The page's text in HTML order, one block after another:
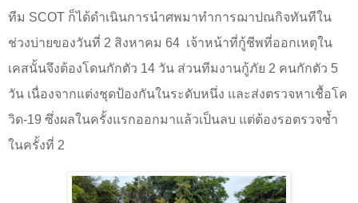
ทีม SCOT ก็ได้ดำเนินการนำศพมาทำการฌาปณกิจทันทีใน
ช่วงบ่ายของวันที่ 2 สิงหาคม 64 เจ้าหน้าที่กู้ชีพที่ออกเหตุใน
เคสนั้นจึงต้องโดนกักตัว 14 วัน ส่วนทีมงานกู้ภัย 2 คนกักตัว 5
วัน เนื่องจากแต่งชุดป้องกันในระดับหนึ่ง และส่งตรวจหาเชื้อโค
วิด-19 ซึ่งผลในครั้งแรกออกมาแล้วเป็นลบ แต่ต้องรอตรวจซ้ำ
ในครั้งที่ 2